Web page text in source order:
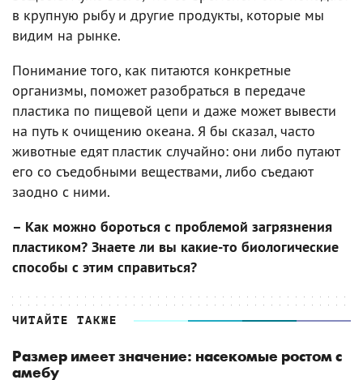
в крупную рыбу и другие продукты, которые мы
видим на рынке.
Понимание того, как питаются конкретные
организмы, поможет разобраться в передаче
пластика по пищевой цепи и даже может вывести
на путь к очищению океана. Я бы сказал, часто
животные едят пластик случайно: они либо путают
его со съедобными веществами, либо съедают
заодно с ними.
– Как можно бороться с проблемой загрязнения
пластиком? Знаете ли вы какие-то биологические
способы с этим справиться?
ЧИТАЙТЕ ТАКЖЕ
Размер имеет значение: насекомые ростом с
амебу